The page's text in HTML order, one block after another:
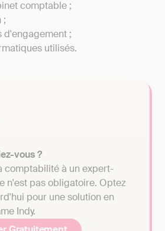
comptable ;
;
d'engagement ;
utilisés.
vous ?
comptabilité à un expert-
n'est pas obligatoire. Optez
pour une solution en
Indy.